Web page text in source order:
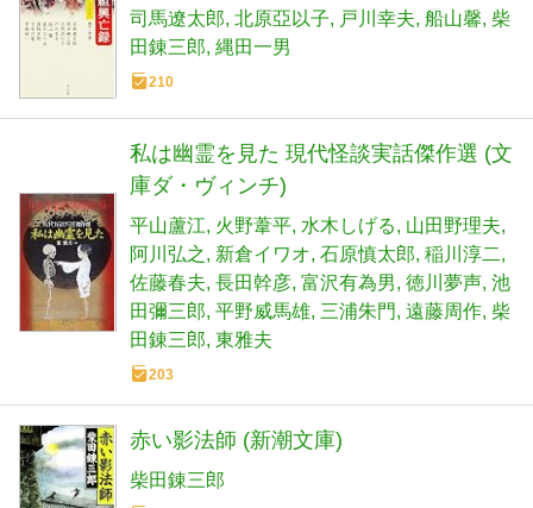
司馬遼太郎 北原亞以子 戸川幸夫 船山馨 柴
田錬三郎 縄田一男
210
私は幽霊を見た 現代怪談実話傑作選 (文
庫ダ・ヴィンチ)
平山蘆江 火野葦平 水木しげる
山田野理夫
阿川弘之
新倉イワオ 石原慎太郎 稲川淳二
佐藤春夫 長田幹彦 富沢有為男 徳川夢声 池
田彌三郎 平野威馬雄 三浦朱門 遠藤周作 柴
田錬三郎 東雅夫
203
赤い影法師 (新潮文庫)
柴田錬三郎